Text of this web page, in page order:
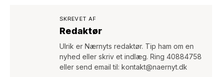
SKREVET AF
Redaktør
Ulrik er Nærnyts redaktør. Tip ham om en
nyhed eller skriv et indlæg. Ring 40884758
eller send email til: kontakt@naernyt.dk